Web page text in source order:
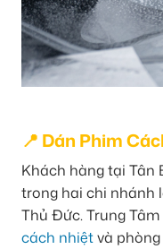
📍 Dán Phim
Khách hàng tại Tân
trong hai chi nhánh
Thủ Đức. Trung
cách nhiệtvà